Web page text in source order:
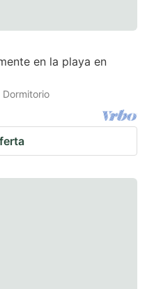
en la playa en
Dormitorio